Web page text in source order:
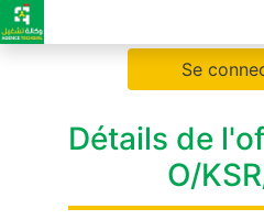
Se
Détails de
O/